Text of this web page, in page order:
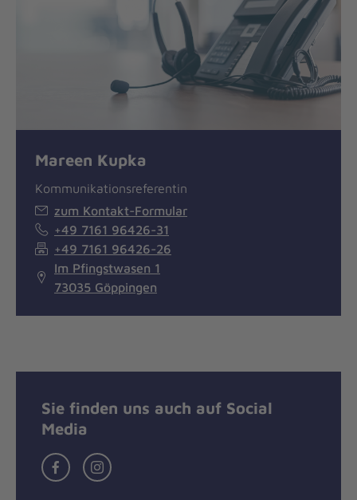
Mareen Kupka
Kommunikationsreferentin
zum Kontakt-Formular
+49 7161 96426-31
+49 7161 96426-26
Im Pfingstwasen 1
73035 Göppingen
Sie finden uns auch auf Social
Media
FacebookInstagram